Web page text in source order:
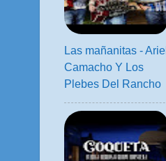
Las mañanitas - Ariel
Camacho Y Los
Plebes Del Rancho